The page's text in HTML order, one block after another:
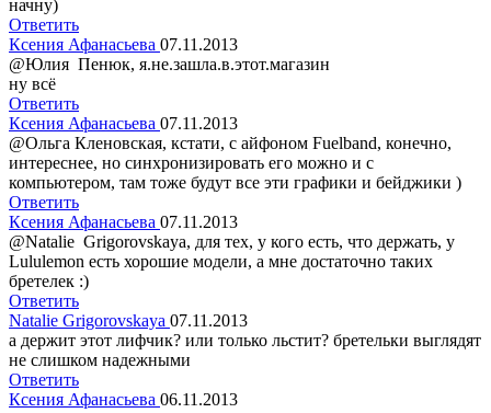
начну)
Ответить
Ксения Афанасьева 07.11.2013
@Юлия Пенюк, я.не.зашла.в.этот.магазин
ну всё
Ответить
Ксения Афанасьева 07.11.2013
@Ольга Кленовская, кстати, с айфоном Fuelband, конечно,
интереснее, но синхронизировать его можно и с
компьютером, там тоже будут все эти графики и бейджики )
Ответить
Ксения Афанасьева 07.11.2013
@Natalie Grigorovskaya, для тех, у кого есть, что держать, у
Lululemon есть хорошие модели, а мне достаточно таких
бретелек :)
Ответить
Natalie Grigorovskaya 07.11.2013
а держит этот лифчик? или только льстит? бретельки выглядят
не слишком надежными
Ответить
Ксения Афанасьева 06.11.2013